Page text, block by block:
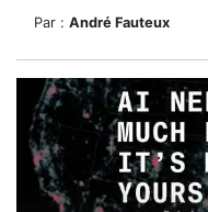
Par : André Fauteux